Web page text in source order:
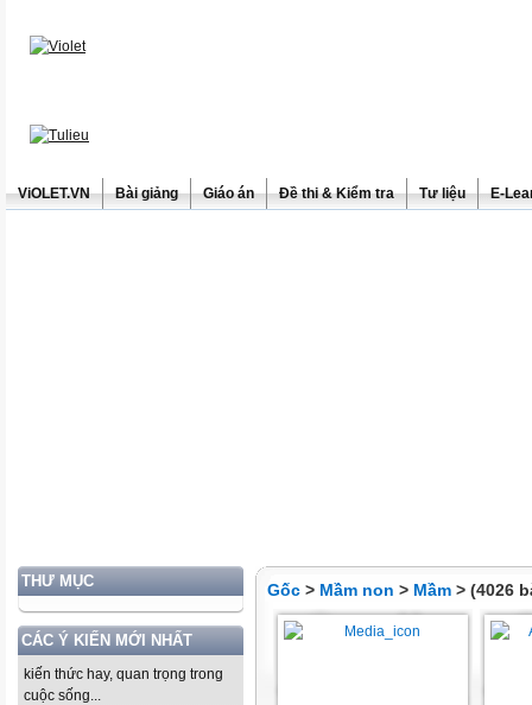
ViOLET.VN Bài giảng Giáo án Đề thi & Kiểm tra Tư liệu E-
THƯ MỤC
CÁC Ý KIẾN MỚI NHẤT
kiến thức hay, quan trọng trong
cuộc sống...
Gốc > Mầm non > Mầm > (4026